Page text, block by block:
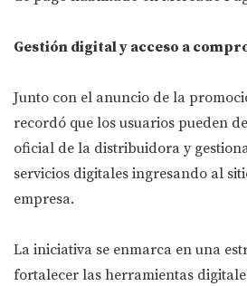
Gestión digital y acceso a
Junto con el anuncio de la
recordó que los usuarios pueden
oficial de la distribuidora y
servicios digitales ingresando al
empresa.
La iniciativa se enmarca en una
fortalecer las herramientas